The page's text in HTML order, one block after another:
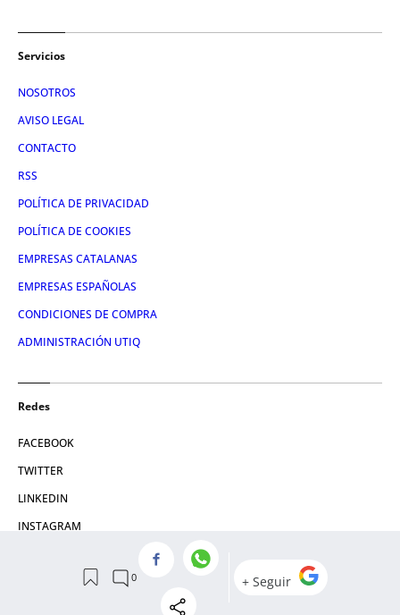
Servicios
NOSOTROS
AVISO LEGAL
CONTACTO
RSS
POLÍTICA DE PRIVACIDAD
POLÍTICA DE COOKIES
EMPRESAS CATALANAS
EMPRESAS ESPAÑOLAS
CONDICIONES DE COMPRA
ADMINISTRACIÓN UTIQ
Redes
FACEBOOK
TWITTER
LINKEDIN
INSTAGRAM